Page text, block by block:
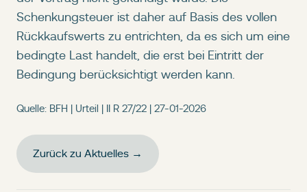
Schenkungsteuer ist daher auf Basis des vollen
Rückkaufswerts zu entrichten, da es sich um eine
bedingte Last handelt, die erst bei Eintritt der
Bedingung berücksichtigt werden kann.
Quelle: BFH | Urteil | II R 27/22 | 27-01-2026
Zurück zu Aktuelles →